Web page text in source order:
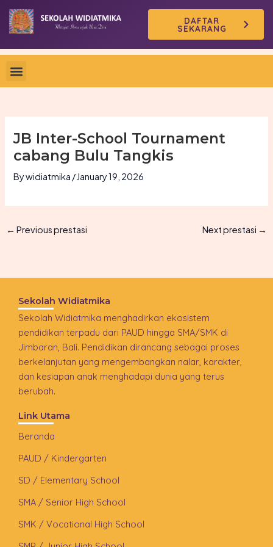
Skip
content
DAFTAR
SEKARANG
JB Inter-School Tournament
cabang Bulu Tangkis
Bywidiatmika /January 19, 2026
← Previous prestasi Next prestasi →
Sekolah Widiatmika
Sekolah Widiatmika menghadirkan ekosistem
pendidikan terpadu dari PAUD hingga SMA/SMK di
Jimbaran, Bali. Pendidikan dirancang sebagai proses
berkelanjutan yang mengembangkan nalar, karakter,
dan kesiapan anak menghadapi dunia yang terus
berubah.
Link Utama
Beranda
PAUD / Kindergarten
SD / Elementary School
SMA / Senior High School
SMK / Vocational High School